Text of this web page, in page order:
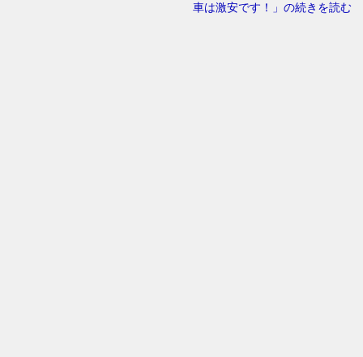
車は激安です！」の続きを読む